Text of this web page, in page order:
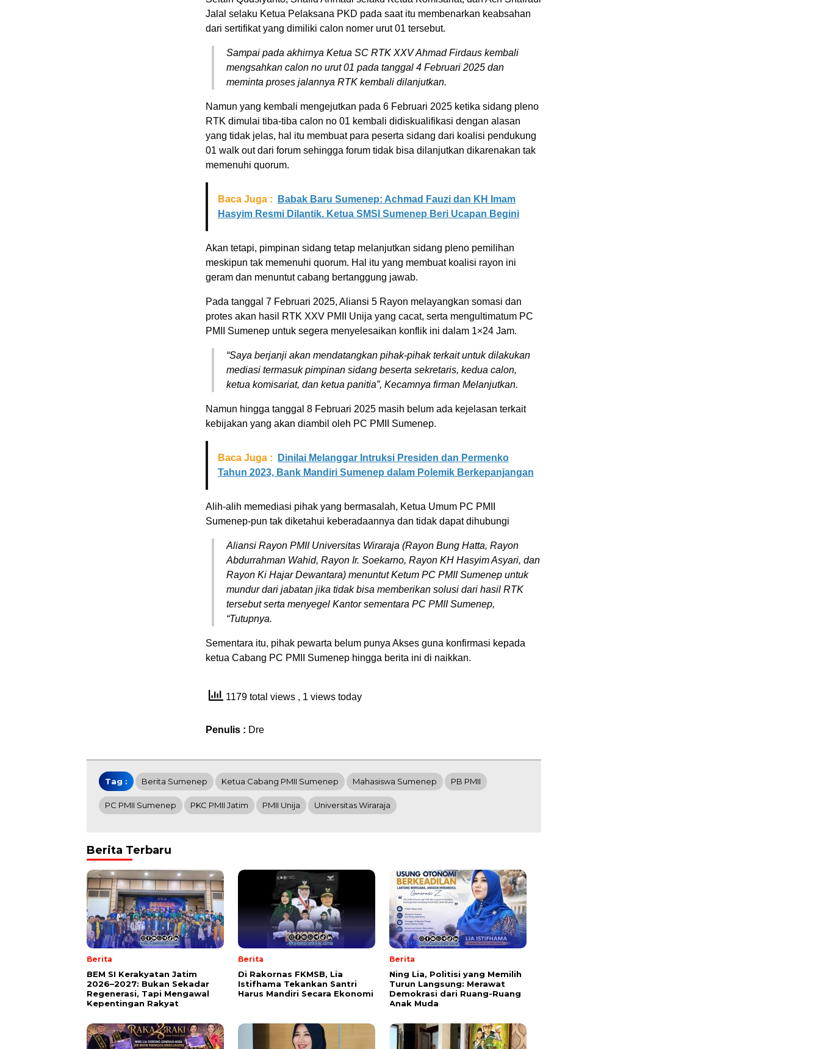
Jalal selaku Ketua Pelaksana PKD pada saat itu membenarkan keabsahan
dari sertifikat yang dimiliki calon nomer urut 01 tersebut.
Sampai pada akhirnya Ketua SC RTK XXV Ahmad Firdaus kembali
mengsahkan calon no urut 01 pada tanggal 4 Februari 2025 dan
meminta proses jalannya RTK kembali dilanjutkan.
Namun yang kembali mengejutkan pada 6 Februari 2025 ketika sidang pleno
RTK dimulai tiba-tiba calon no 01 kembali didiskualifikasi dengan alasan
yang tidak jelas, hal itu membuat para peserta sidang dari koalisi pendukung
01 walk out dari forum sehingga forum tidak bisa dilanjutkan dikarenakan tak
memenuhi quorum.
Baca Juga :
Babak Baru Sumenep: Achmad Fauzi dan KH Imam
Hasyim Resmi Dilantik. Ketua SMSI Sumenep Beri Ucapan Begini
Akan tetapi, pimpinan sidang tetap melanjutkan sidang pleno pemilihan
meskipun tak memenuhi quorum. Hal itu yang membuat koalisi rayon ini
geram dan menuntut cabang bertanggung jawab.
Pada tanggal 7 Februari 2025, Aliansi 5 Rayon melayangkan somasi dan
protes akan hasil RTK XXV PMII Unija yang cacat, serta mengultimatum PC
PMII Sumenep untuk segera menyelesaikan konflik ini dalam 1×24 Jam.
“Saya berjanji akan mendatangkan pihak-pihak terkait untuk dilakukan
mediasi termasuk pimpinan sidang beserta sekretaris, kedua calon,
ketua komisariat, dan ketua panitia”, Kecamnya firman Melanjutkan.
Namun hingga tanggal 8 Februari 2025 masih belum ada kejelasan terkait
kebijakan yang akan diambil oleh PC PMII Sumenep.
Baca Juga :
Dinilai Melanggar Intruksi Presiden dan Permenko
Tahun 2023, Bank Mandiri Sumenep dalam Polemik Berkepanjangan
Alih-alih memediasi pihak yang bermasalah, Ketua Umum PC PMII
Sumenep-pun tak diketahui keberadaannya dan tidak dapat dihubungi
Aliansi Rayon PMII Universitas Wiraraja (Rayon Bung Hatta, Rayon
Abdurrahman Wahid, Rayon Ir. Soekarno, Rayon KH Hasyim Asyari, dan
Rayon Ki Hajar Dewantara) menuntut Ketum PC PMII Sumenep untuk
mundur dari jabatan jika tidak bisa memberikan solusi dari hasil RTK
tersebut serta menyegel Kantor sementara PC PMII Sumenep,
“Tutupnya.
Sementara itu, pihak pewarta belum punya Akses guna konfirmasi kepada
ketua Cabang PC PMII Sumenep hingga berita ini di naikkan.
1179 total views , 1 views today
Penulis : Dre
Tag : Berita Sumenep Ketua Cabang PMII Sumenep Mahasiswa Sumenep PB PMII
PC PMII Sumenep PKC PMII Jatim PMII Unija Universitas Wiraraja
Berita Terbaru
Berita
BEM SI Kerakyatan Jatim
2026–2027: Bukan Sekadar
Regenerasi, Tapi Mengawal
Kepentingan Rakyat
Berita
Di Rakornas FKMSB, Lia
Istifhama Tekankan Santri
Harus Mandiri Secara Ekonomi
Berita
Ning Lia, Politisi yang Memilih
Turun Langsung: Merawat
Demokrasi dari Ruang-Ruang
Anak Muda